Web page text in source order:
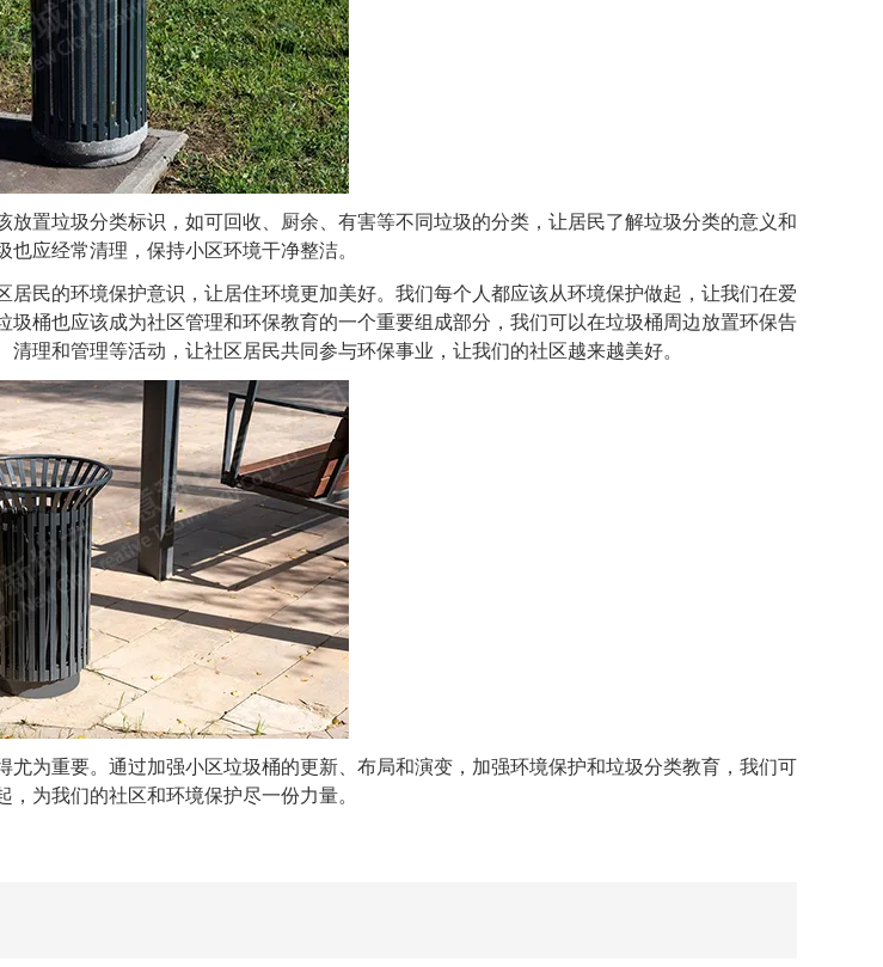
垃圾分类标识，如可回收、厨余、有害等不同垃圾的分类，让居民了解垃圾分类的意义和
应经常清理，保持小区环境干净整洁。
的环境保护意识，让居住环境更加美好。我们每个人都应该从环境保护做起，让我们在爱
桶也应该成为社区管理和环保教育的一个重要组成部分，我们可以在垃圾桶周边放置环保告
理和管理等活动，让社区居民共同参与环保事业，让我们的社区越来越美好。
重要。通过加强小区垃圾桶的更新、布局和演变，加强环境保护和垃圾分类教育，我们可
为我们的社区和环境保护尽一份力量。